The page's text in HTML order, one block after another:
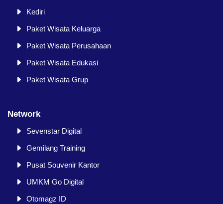
Kediri
Paket Wisata Keluarga
Paket Wisata Perusahaan
Paket Wisata Edukasi
Paket Wisata Grup
Network
Sevenstar Digital
Gemilang Training
Pusat Souvenir Kantor
UMKM Go Digital
Otomagz ID